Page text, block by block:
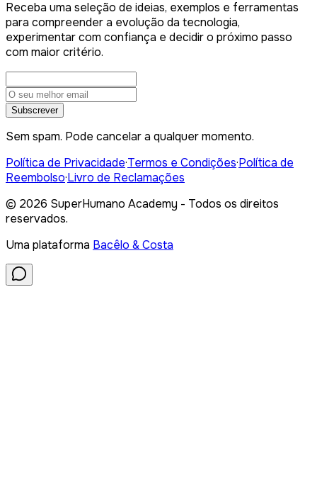
Receba uma seleção de ideias, exemplos e ferramentas
para compreender a evolução da tecnologia,
experimentar com confiança e decidir o próximo passo
com maior critério.
Subscrever
Sem spam. Pode cancelar a qualquer momento.
Política de Privacidade·Termos e Condições·Política de
Reembolso·Livro de Reclamações
© 2026 SuperHumano Academy - Todos os direitos
reservados.
Uma plataforma Bacêlo & Costa